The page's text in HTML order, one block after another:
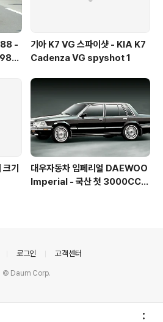
-
기아 K7 VG 스파이샷 - KIA K7
Cadenza VG spyshot 1
기
대우자동차 임페리얼 DAEWOO
Imperial - 국산 첫 3000CC
로그인 고객센터
© Daum Corp.